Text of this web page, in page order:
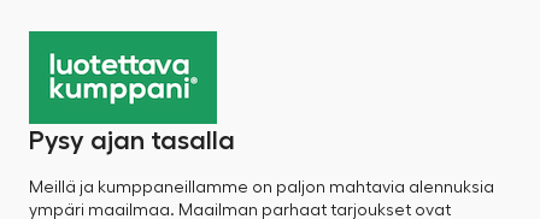
Pysy ajan tasalla
Meillä ja kumppaneillamme on paljon mahtavia alennuksia
ympäri maailmaa. Maailman parhaat tarjoukset ovat